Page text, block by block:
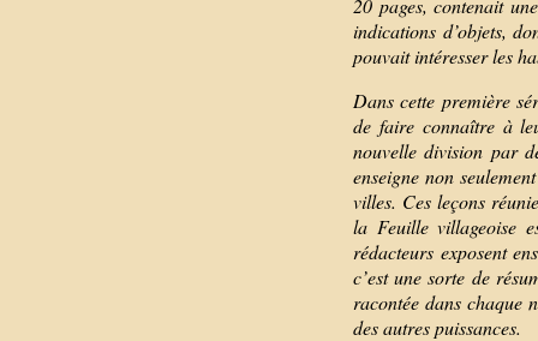
indications d’objets,
pouvait intéresser les
Dans cette première
de faire connaître à
nouvelle division par
enseigne non
villes. Ces leçons
la Feuille villageoise
rédacteurs exposent
c’est une sorte de
racontée dans chaque
des autres puissances.